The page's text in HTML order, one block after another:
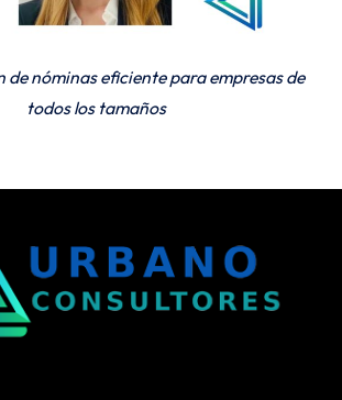
nóminas eficiente para empresas de
todos los tamaños